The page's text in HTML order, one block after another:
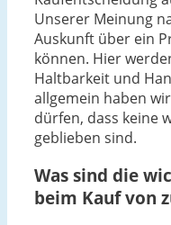
Unserer Meinung
Auskunft über ein
können. Hier
Haltbarkeit und
allgemein haben
dürfen, dass keine
geblieben sind.
Was sind die
beim Kauf von